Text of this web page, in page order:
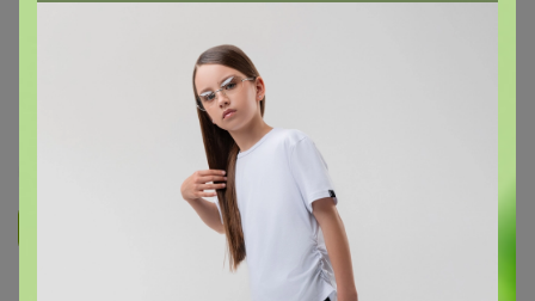
СП13 НЕСКУЧНЫЕ ИГРЫ - Игрушки
которые нравятся детям